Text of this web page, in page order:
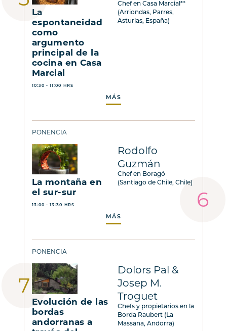
La
espontaneidad
como
argumento
principal de la
cocina en Casa
Marcial
10:30 - 11:00 HRS
Chef en Casa Marcial**
(Arriondas, Parres,
Asturias, España)
MÁS
PONENCIA
La montaña en
el sur-sur
13:00 - 13:30 HRS
Rodolfo
Guzmán
Chef en Boragó
(Santiago de Chile, Chile)
MÁS
PONENCIA
Evolución de las
bordas
andorranas a
Dolors Pal &
Josep M.
Troguet
Chefs y propietarios en la
Borda Raubert (La
Massana, Andorra)